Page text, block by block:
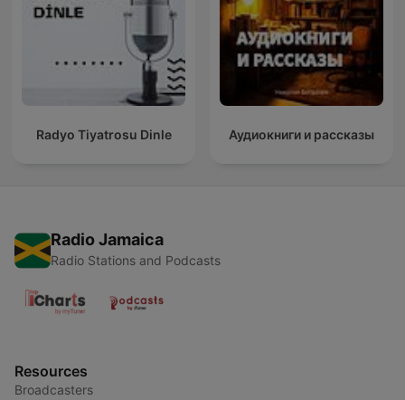
Radyo Tiyatrosu Dinle Аудиокниги и рассказы
Radio Jamaica
Radio Stations and Podcasts
Resources
Broadcasters